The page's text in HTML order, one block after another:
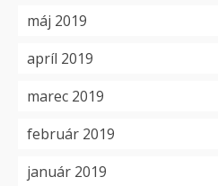
máj 2019
apríl 2019
marec 2019
február 2019
január 2019